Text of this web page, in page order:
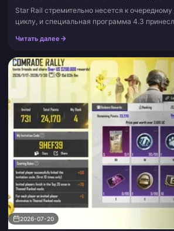
Star Rail стремительно несется к
циклу, и специальная программа 4.3
ажиотаж целую не...
Читать далее
2026-07-20